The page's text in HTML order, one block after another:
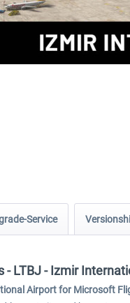
Service
LTBJ - Izmir
Airport for Microsoft